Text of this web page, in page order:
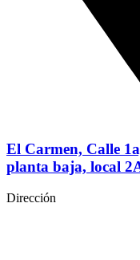
El Carmen, Calle
planta baja, local
Dirección